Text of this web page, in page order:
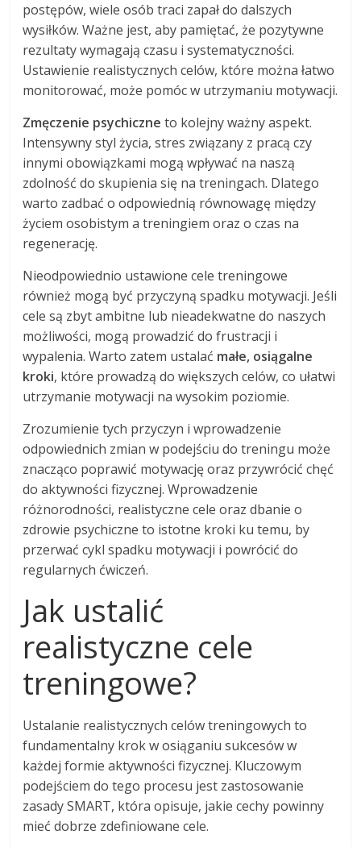
postępów, wiele osób traci zapał do dalszych
wysiłków. Ważne jest, aby pamiętać, że pozytywne
rezultaty wymagają czasu i systematyczności.
Ustawienie realistycznych celów, które można łatwo
monitorować, może pomóc w utrzymaniu motywacji.
Zmęczenie psychiczne to kolejny ważny aspekt.
Intensywny styl życia, stres związany z pracą czy
innymi obowiązkami mogą wpływać na naszą
zdolność do skupienia się na treningach. Dlatego
warto zadbać o odpowiednią równowagę między
życiem osobistym a treningiem oraz o czas na
regenerację.
Nieodpowiednio ustawione cele treningowe
również mogą być przyczyną spadku motywacji. Jeśli
cele są zbyt ambitne lub nieadekwatne do naszych
możliwości, mogą prowadzić do frustracji i
wypalenia. Warto zatem ustalać małe, osiągalne
kroki, które prowadzą do większych celów, co ułatwi
utrzymanie motywacji na wysokim poziomie.
Zrozumienie tych przyczyn i wprowadzenie
odpowiednich zmian w podejściu do treningu może
znacząco poprawić motywację oraz przywrócić chęć
do aktywności fizycznej. Wprowadzenie
różnorodności, realistyczne cele oraz dbanie o
zdrowie psychiczne to istotne kroki ku temu, by
przerwać cykl spadku motywacji i powrócić do
regularnych ćwiczeń.
Jak ustalić
realistyczne cele
treningowe?
Ustalanie realistycznych celów treningowych to
fundamentalny krok w osiąganiu sukcesów w
każdej formie aktywności fizycznej. Kluczowym
podejściem do tego procesu jest zastosowanie
zasady SMART, która opisuje, jakie cechy powinny
mieć dobrze zdefiniowane cele.